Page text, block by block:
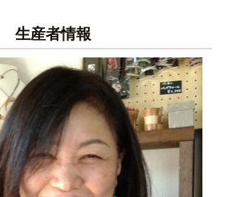
生産者情報